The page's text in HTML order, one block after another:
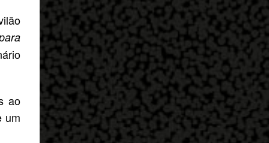
ao
um